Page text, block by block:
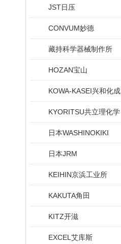
JST日压
CONVUM妙德
藏持科学器械制作所
HOZAN宝山
KOWA-KASEI兴和化成
KYORITSU共立理化学
日本WASHINOKIKI
日本JRM
KEIHIN京浜工业所
KAKUTA角田
KITZ开滋
EXCEL艾库斯